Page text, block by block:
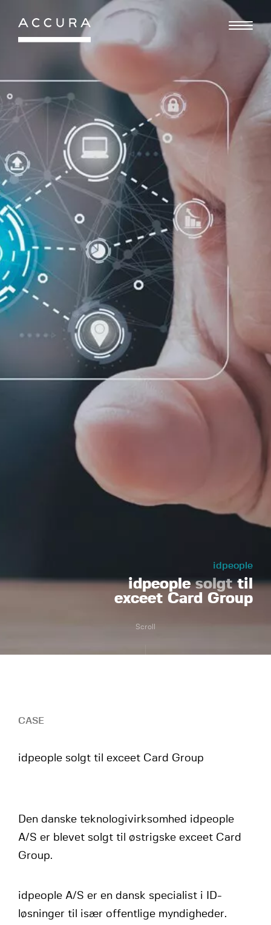
Gå
indhold
idpeople
idpeoplesolgttil
exceet Card Group
Scroll
CASE
idpeople solgt til exceet Card Group
Den danske teknologivirksomhed idpeople
A/S er blevet solgt til østrigske exceet Card
Group.
idpeople A/S er en dansk specialist i ID-
løsninger til især offentlige myndigheder.